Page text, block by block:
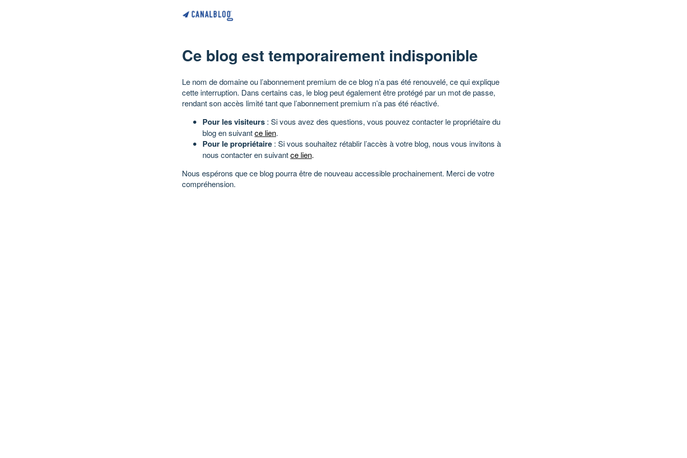
Ce blog est temporairement indisponible
Le nom de domaine ou l’abonnement premium de ce blog n’a pas été renouvelé, ce qui explique
cette interruption. Dans certains cas, le blog peut également être protégé par un mot de passe,
rendant son accès limité tant que l’abonnement premium n’a pas été réactivé.
Pour les visiteurs : Si vous avez des questions, vous pouvez contacter le propriétaire du
blog en suivantce lien.
Pour le propriétaire : Si vous souhaitez rétablir l’accès à votre blog, nous vous invitons à
nous contacter en suivantce lien.
Nous espérons que ce blog pourra être de nouveau accessible prochainement. Merci de votre
compréhension.